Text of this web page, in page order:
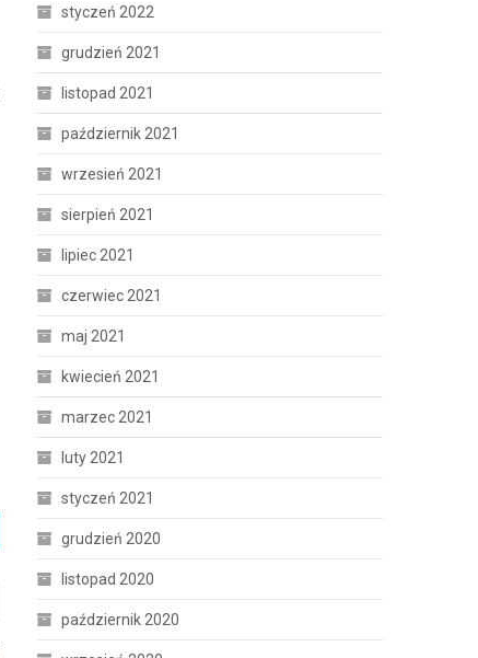
styczeń 2022
grudzień 2021
listopad 2021
październik 2021
wrzesień 2021
sierpień 2021
lipiec 2021
czerwiec 2021
maj 2021
kwiecień 2021
marzec 2021
luty 2021
styczeń 2021
grudzień 2020
listopad 2020
październik 2020